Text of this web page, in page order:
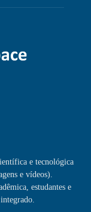
e tecnológica
e vídeos).
estudantes e